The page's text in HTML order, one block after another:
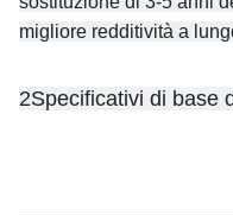
migliore redditività a
2Specificativi di base